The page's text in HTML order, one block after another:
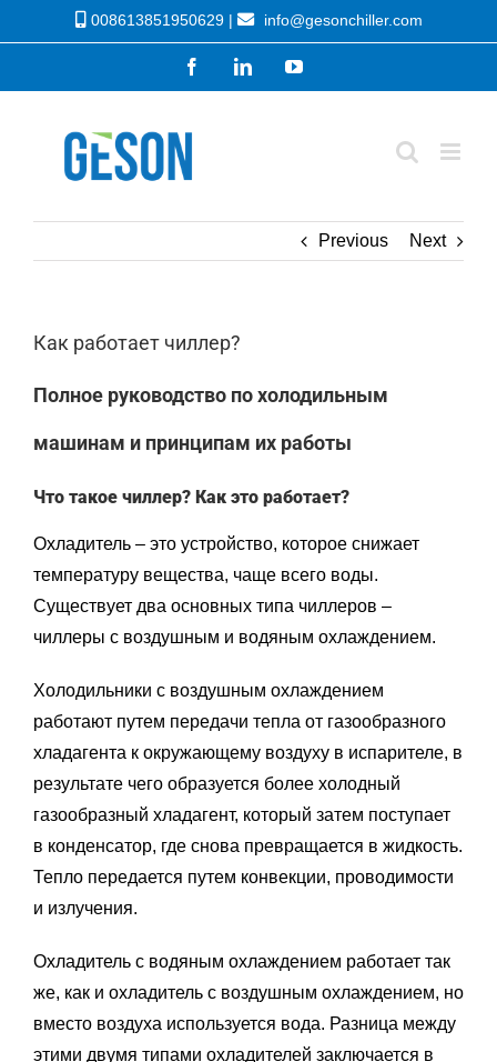
to
008613851950629 | info@gesonchiller.com
FacebookLinkedInYouTube
Previous Next
Как работает чиллер?
Полное руководство по холодильным
машинам и принципам их работы
Что такое чиллер? Как это работает?
Охладитель – это устройство, которое снижает
температуру вещества, чаще всего воды.
Существует два основных типа чиллеров –
чиллеры с воздушным и водяным охлаждением.
Холодильники с воздушным охлаждением
работают путем передачи тепла от газообразного
хладагента к окружающему воздуху в испарителе, в
результате чего образуется более холодный
газообразный хладагент, который затем поступает
в конденсатор, где снова превращается в жидкость.
Тепло передается путем конвекции, проводимости
и излучения.
Охладитель с водяным охлаждением работает так
же, как и охладитель с воздушным охлаждением, но
вместо воздуха используется вода. Разница между
этими двумя типами охладителей заключается в